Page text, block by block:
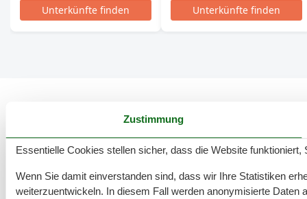
Unterkünfte finden
Unterkünfte finden
1.107 tolle Ferienwohnungen in Dahme
Angebote und Rabatte auf
Urlaubserlebnisse
Zustimmung
Essentielle Cookies stellen sicher, dass die Website
Wenn Sie damit einverstanden sind, dass wir Ihre Statistiken
weiterzuentwickeln. In diesem Fall werden anonymisierte Daten